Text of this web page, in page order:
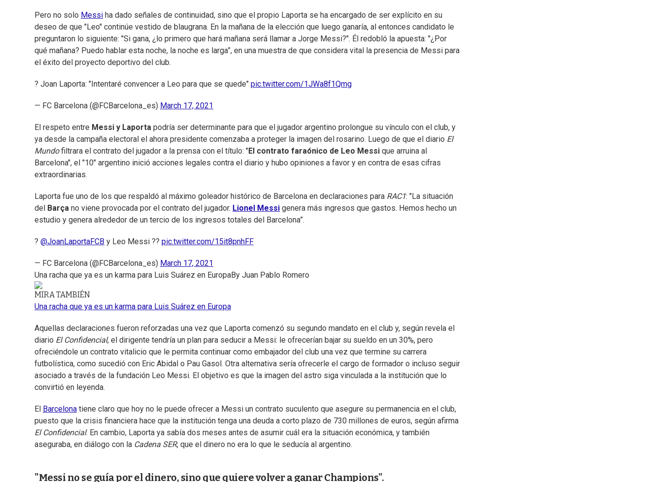
Pero no solo Messi ha dado señales de continuidad, sino que el propio Laporta se ha encargado de ser explícito en su
deseo de que "Leo" continúe vestido de blaugrana. En la mañana de la elección que luego ganaría, al entonces candidato le
preguntaron lo siguiente: "Si gana, ¿lo primero que hará mañana será llamar a Jorge Messi?". Él redobló la apuesta: "¿Por
qué mañana? Puedo hablar esta noche, la noche es larga”, en una muestra de que considera vital la presencia de Messi para
el éxito del proyecto deportivo del club.
? Joan Laporta: "Intentaré convencer a Leo para que se quede" pic.twitter.com/1JWa8f1Qmg
— FC Barcelona (@FCBarcelona_es) March 17, 2021
El respeto entre Messi y Laporta podría ser determinante para que el jugador argentino prolongue su vínculo con el club, y
ya desde la campaña electoral el ahora presidente comenzaba a proteger la imagen del rosarino. Luego de que el diario El
Mundofiltrara el contrato del jugador a la prensa con el título: "El contrato faraónico de Leo Messi que arruina al
Barcelona", el "10" argentino inició acciones legales contra el diario y hubo opiniones a favor y en contra de esas cifras
extraordinarias.
Laporta fue uno de los que respaldó al máximo goleador histórico de Barcelona en declaraciones para RAC1: "La situación
del
Barça no viene provocada por el contrato del jugador. Lionel Messi genera más ingresos que gastos. Hemos hecho un
estudio y genera alrededor de un tercio de los ingresos totales del Barcelona”.
? @JoanLaportaFCB y Leo Messi ?? pic.twitter.com/15it8pnhFF
— FC Barcelona (@FCBarcelona_es) March 17, 2021
Una racha que ya es un karma para Luis Suárez en EuropaBy Juan Pablo Romero
MIRA TAMBIÉN
Una racha que ya es un karma para Luis Suárez en Europa
Aquellas declaraciones fueron reforzadas una vez que Laporta comenzó su segundo mandato en el club y, según revela el
diario El Confidencial, el dirigente tendría un plan para seducir a Messi: le ofrecerían bajar su sueldo en un 30%, pero
ofreciéndole un contrato vitalicio que le permita continuar como embajador del club una vez que termine su carrera
futbolística, como sucedió con Eric Abidal o Pau Gasol. Otra alternativa sería ofrecerle el cargo de formador o incluso seguir
asociado a través de la fundación Leo Messi. El objetivo es que la imagen del astro siga vinculada a la institución que lo
convirtió en leyenda.
El Barcelona tiene claro que hoy no le puede ofrecer a Messi un contrato suculento que asegure su permanencia en el club,
puesto que la crisis financiera hace que la institución tenga una deuda a corto plazo de 730 millones de euros, según afirma
El Confidencial. En cambio, Laporta ya sabía dos meses antes de asumir cuál era la situación económica, y también
aseguraba, en diálogo con la Cadena SER, que el dinero no era lo que le seducía al argentino.
"Messi no se guía por el dinero, sino que quiere volver a ganar Champions".